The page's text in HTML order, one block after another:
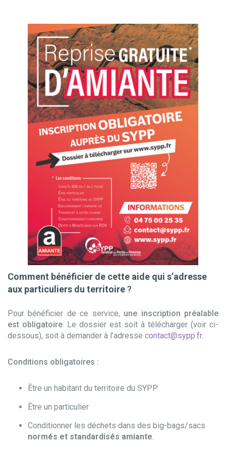
Comment bénéficier de cette aide qui s’adresse
aux particuliers du territoire?
Pour bénéficier de ce service, une inscription préalable
est obligatoire. Le dossier est soit à télécharger (voir ci-
dessous), soit à demander à l’adresse contact@sypp.fr.
Conditions obligatoires :
Être un habitant du territoire du SYPP
Être un particulier
Conditionner les déchets dans des big-bags/sacs
normés et standardisés amiante.